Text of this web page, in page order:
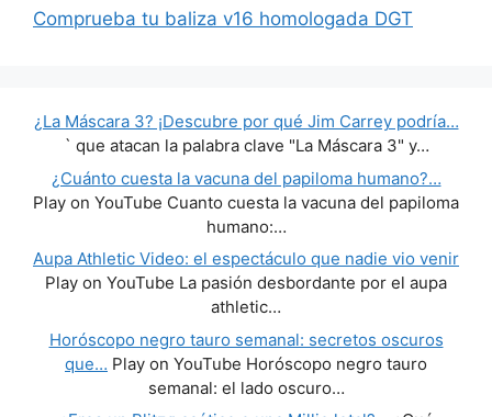
Comprueba tu baliza v16 homologada DGT
¿La Máscara 3? ¡Descubre por qué Jim Carrey podría…
` que atacan la palabra clave "La Máscara 3" y…
¿Cuánto cuesta la vacuna del papiloma humano?…
Play on YouTube Cuanto cuesta la vacuna del papiloma
humano:…
Aupa Athletic Video: el espectáculo que nadie vio venir
Play on YouTube La pasión desbordante por el aupa
athletic…
Horóscopo negro tauro semanal: secretos oscuros
que… Play on YouTube Horóscopo negro tauro
semanal: el lado oscuro…